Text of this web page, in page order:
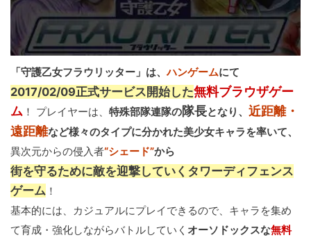
「守護乙女フラウリッター」は、ハンゲームにて
2017/02/09正式サービス開始した無料ブラウザゲー
ム ！ プレイヤーは、 特殊部隊連隊の隊長となり、 近距離・
遠距離など様々のタイプに分かれた美少女キャラを率いて、
異次元からの侵入者“シェード”から
街を守るために敵を迎撃していくタワーディフェンス
ゲーム ！
基本的には、カジュアルにプレイできるので、キャラを集め
て育成・強化しながらバトルしていく オーソドックスな無料